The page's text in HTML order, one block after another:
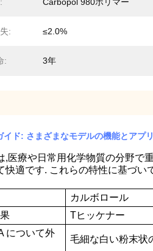
: ≤2.0%
: 3年
ド: さまざまなモデルの機能とアプ
,医療や日常用化学物質の分野で
快適です. これらの特性に基づ
カルボロール
Tヒッケナー
について外
毛細な白い粉末状